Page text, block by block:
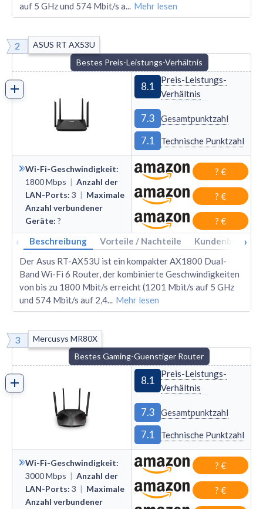
auf 5 GHz und 574 Mbit/s a... Mehr lesen
2
ASUS RT AX53U
Bestes Preis-Leistungs-Verhältnis
8.1
Preis-Leistungs-
Verhältnis
7.3 Gesamtpunktzahl
7.1 Technische Punktzahl
Wi-Fi-Geschwindigkeit:
1800Mbps | Anzahl der
LAN-Ports: 3 | Maximale
Anzahl verbundener
Geräte: ?
? €
? €
? €
‹ Beschreibung Vorteile / Nachteile ›
Der Asus RT-AX53U ist ein kompakter AX1800 Dual-
Band Wi-Fi 6 Router, der kombinierte Geschwindigkeiten
von bis zu 1800 Mbit/s erreicht (1201 Mbit/s auf 5 GHz
und 574 Mbit/s auf 2,4... Mehr lesen
3
Mercusys MR80X
Bestes Gaming-Guenstiger Router
8.1
Preis-Leistungs-
Verhältnis
7.3 Gesamtpunktzahl
7.1 Technische Punktzahl
Wi-Fi-Geschwindigkeit:
3000Mbps | Anzahl der
LAN-Ports: 3 | Maximale
Anzahl verbundener
? €
? €